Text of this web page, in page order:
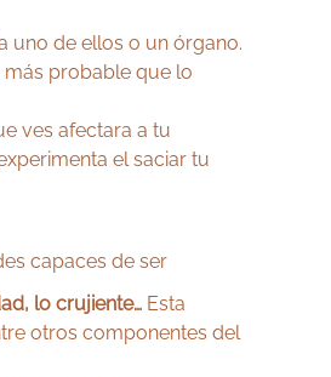
uno de ellos o un órgano.
más probable que lo
ves afectara a tu
el saciar tu
capaces de ser
lo crujiente… Esta
otros componentes del